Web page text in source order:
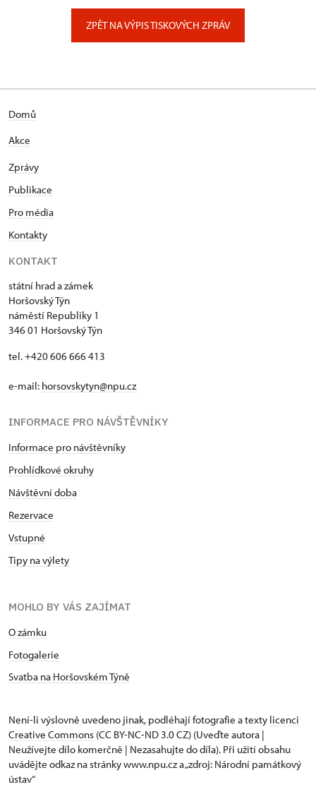
ZPĚT NA VÝPIS TISKOVÝCH ZPRÁV
Domů
Akce
Zprávy
Publikace
Pro média
Kontakty
KONTAKT
státní hrad a zámek
Horšovský Týn
náměstí Republiky 1
346 01 Horšovský Týn
tel. +420 606 666 413
e-mail: horsovskytyn@npu.cz
INFORMACE PRO NÁVŠTĚVNÍKY
Informace pro návštěvníky
Prohlídkové okruhy
Návštěvní doba
Rezervace
Vstupné
Tipy na výlety
MOHLO BY VÁS ZAJÍMAT
O zámku
Fotogalerie
Svatba na Horšovském Týně
Není-li výslovně uvedeno jinak, podléhají fotografie a texty licenci
Creative Commons (CC BY-NC-ND 3.0 CZ) (Uveďte autora |
Neužívejte dílo komerčně | Nezasahujte do díla). Při užití obsahu
uvádějte odkaz na stránky www.npu.cz a „zdroj: Národní památkový
ústav“